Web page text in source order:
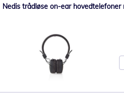
Nedis trådløse on-ear